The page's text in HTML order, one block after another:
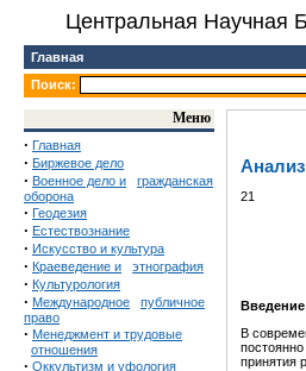
Центральная Научная
Главная
Поиск:
Меню
· Главная
· Биржевое дело
· Военное дело и
гражданская
оборона
· Геодезия
· Естествознание
· Искусство и культура
· Краеведение и этнография
· Культурология
· Международное
публичное
право
· Менеджмент и трудовые
отношения
· Оккультизм и уфология
Анализ
21
Введение
В
принятия